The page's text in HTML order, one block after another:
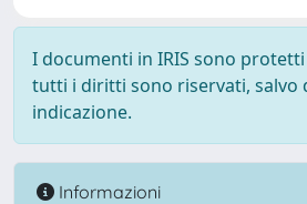
I documenti in IRIS sono
tutti i diritti sono riservati, salvo
indicazione.
Informazioni